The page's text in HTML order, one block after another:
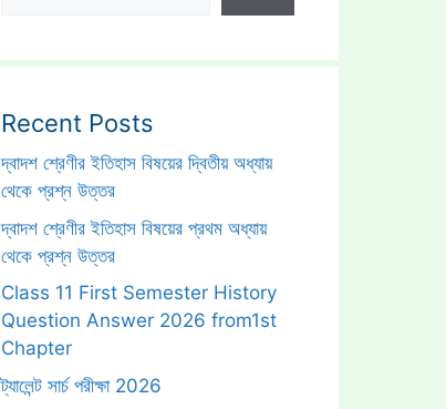
Recent Posts
দ্বাদশ শ্রেণীর ইতিহাস বিষয়ের দ্বিতীয় অধ্যায়
থেকে প্রশ্ন উত্তর
দ্বাদশ শ্রেণীর ইতিহাস বিষয়ের প্রথম অধ্যায়
থেকে প্রশ্ন উত্তর
Class 11 First Semester History
Question Answer 2026 from1st
Chapter
ট্যালেন্ট সার্চ পরীক্ষা 2026